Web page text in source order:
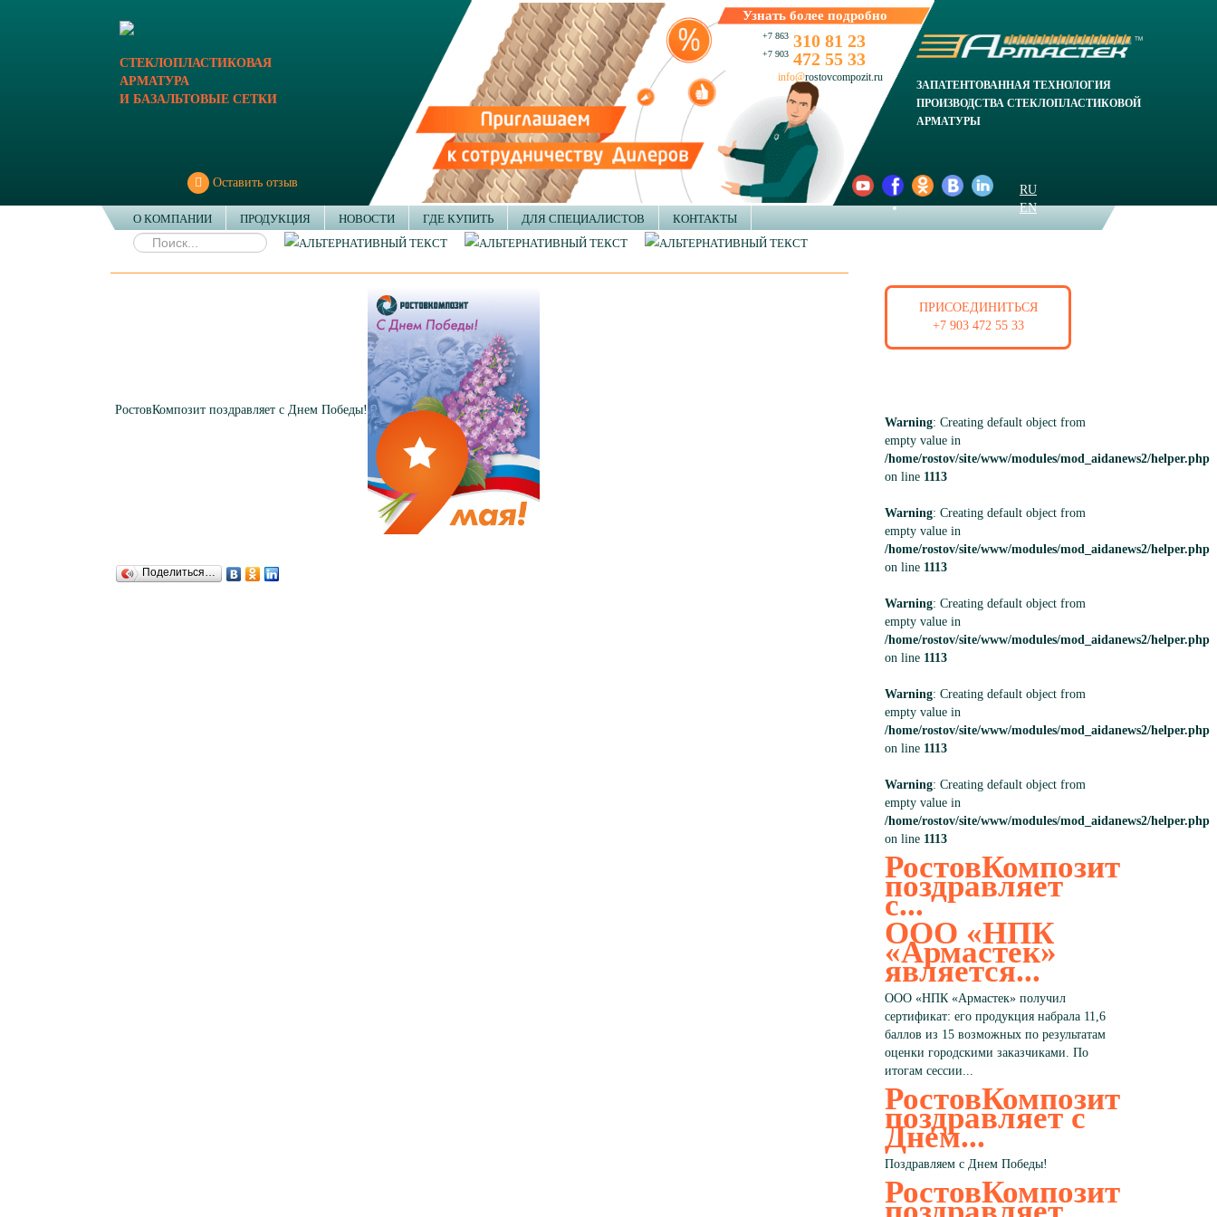
СТЕКЛОПЛАСТИКОВАЯ
АРМАТУРА
И БАЗАЛЬТОВЫЕ СЕТКИ
Оставить отзыв
Узнать более подробно
+7 863 310 81 23
+7 903 472 55 33
info@rostovcompozit.ru
RU
EN
ЗАПАТЕНТОВАННАЯ ТЕХНОЛОГИЯ
ПРОИЗВОДСТВА СТЕКЛОПЛАСТИКОВОЙ
АРМАТУРЫ
О КОМПАНИИ ПРОДУКЦИЯ НОВОСТИ ГДЕ КУПИТЬ ДЛЯ СПЕЦИАЛИСТОВ КОНТАКТЫ
РостовКомпозит поздравляет с Днем Победы!
Поделиться…
ПРИСОЕДИНИТЬСЯ
+7 903 472 55 33
Warning: Creating default object from
empty value in
/home/rostov/site/www/modules/mod_aidanews2/helper.php
on line 1113
Warning: Creating default object from
empty value in
/home/rostov/site/www/modules/mod_aidanews2/helper.php
on line 1113
Warning: Creating default object from
empty value in
/home/rostov/site/www/modules/mod_aidanews2/helper.php
on line 1113
Warning: Creating default object from
empty value in
/home/rostov/site/www/modules/mod_aidanews2/helper.php
on line 1113
Warning: Creating default object from
empty value in
/home/rostov/site/www/modules/mod_aidanews2/helper.php
on line 1113
РостовКомпозит
поздравляет
с...
ООО «НПК
«Армастек»
является...
ООО «НПК «Армастек» получил
сертификат: его продукция набрала 11,6
баллов из 15 возможных по результатам
оценки городскими заказчиками. По
итогам сессии...
РостовКомпозит
поздравляет с
Днем...
Поздравляем с Днем Победы!
РостовКомпозит